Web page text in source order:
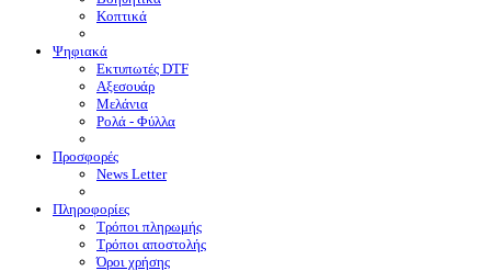
Κοπτικά
Ψηφιακά
Eκτυπωτές DTF
Αξεσουάρ
Μελάνια
Ρολά - Φύλλα
Προσφορές
News Letter
Πληροφορίες
Τρόποι πληρωμής
Τρόποι αποστολής
Όροι χρήσης